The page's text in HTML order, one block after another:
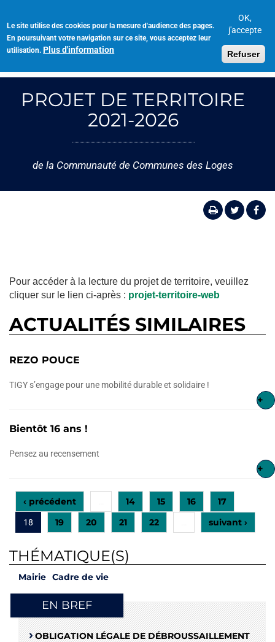
Le site utilise des cookies pour la mesure d'audience des pages.
En poursuivant votre navigation sur ce site, vous acceptez leur
utilisation. Plus d'information
OK,
j'accepte
Refuser
contenu
principal
PROJET DE TERRITOIRE
2021-2026
de la Communauté de Communes des Loges
Pour accéder à la lecture du projet de territoire, veuillez
cliquer sur le lien ci-après : projet-territoire-web
ACTUALITÉS SIMILAIRES
REZO POUCE
TIGY s’engage pour une mobilité durable et solidaire !
+
Bientôt 16 ans !
Pensez au recensement
+
‹ précédent 14 15 16 17
18 19 20 21 22 suivant ›
THÉMATIQUE(S)
Mairie Cadre de vie
EN BREF
OBLIGATION LÉGALE DE DÉBROUSSAILLEMENT